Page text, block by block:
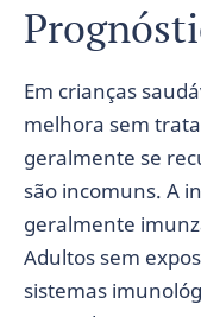
Em crianças
melhora sem
geralmente se
são incomuns. A
geralmente
Adultos sem
sistemas